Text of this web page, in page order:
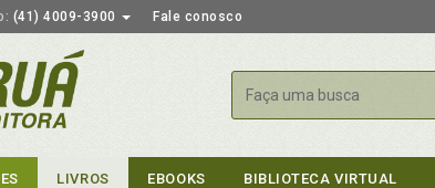
(41) 4009-3900 Fale conosco
Buscar
LIVROS EBOOKS BIBLIOTECA VIRTUAL